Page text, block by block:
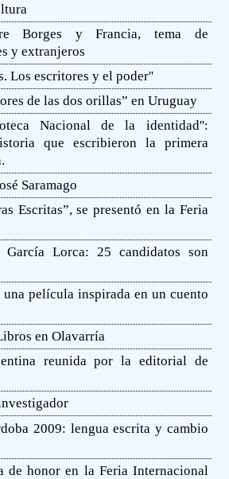
Borges y Francia, tema de
y extranjeros
Los escritores y el poder''
de las dos orillas” en Uruguay
Nacional de la identidad'':
que escribieron la primera
Saramago
Escritas”, se presentó en la Feria
García Lorca: 25 candidatos son
una película inspirada en un cuento
en Olavarría
reunida por la editorial de
2009: lengua escrita y cambio
de honor en la Feria Internacional